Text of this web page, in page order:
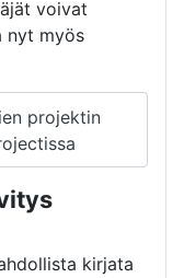
voivat
nyt myös
projektin
kirjata